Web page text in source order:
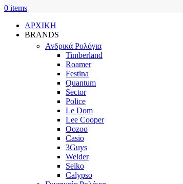
0 items
ΑΡΧΙΚΗ
BRANDS
Ανδρικά Ρολόγια
Timberland
Roamer
Festina
Quantum
Sector
Police
Le Dom
Lee Cooper
Oozoo
Casio
3Guys
Welder
Seiko
Calypso